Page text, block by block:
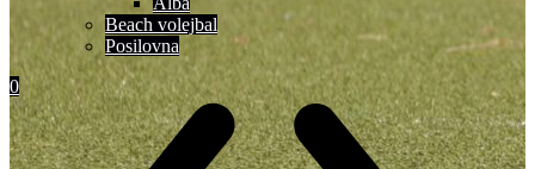
Beach volejbal
Posilovna
0